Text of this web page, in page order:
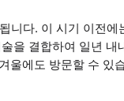
니다. 이 시기 이전
을 결합하여 일년
울에도 방문할 수 있